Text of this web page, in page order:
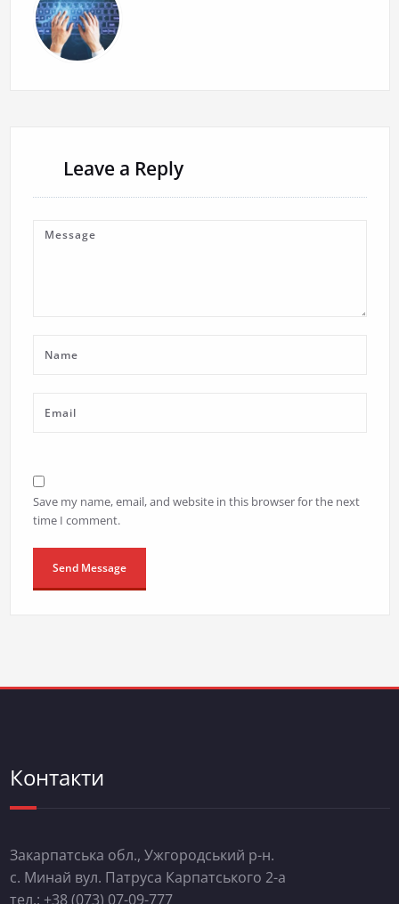
Leave a Reply
Save my name, email, and website in this browser for the next
time I comment.
Контакти
Закарпатська обл., Ужгородський р-н.
с. Минай вул. Патруса Карпатського 2-а
тел.: +38 (073) 07-09-777